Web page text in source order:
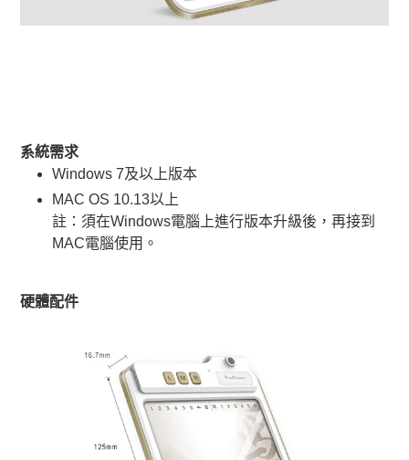
系統需求
Windows 7及以上版本
MAC OS 10.13以上
註：須在Windows電腦上進行版本升級後，再接到
MAC電腦使用。
硬體配件